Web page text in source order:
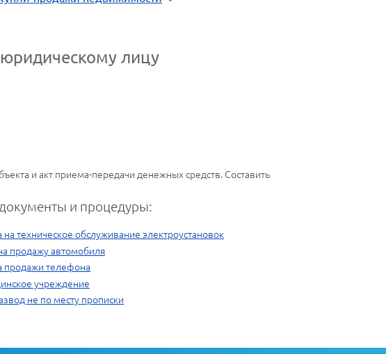
лицу
и акт приема-передачи денежных средств. Составить
и процедуры:
техническое обслуживание электроустановок
продажу автомобиля
продажи телефона
учреждение
не по месту прописки